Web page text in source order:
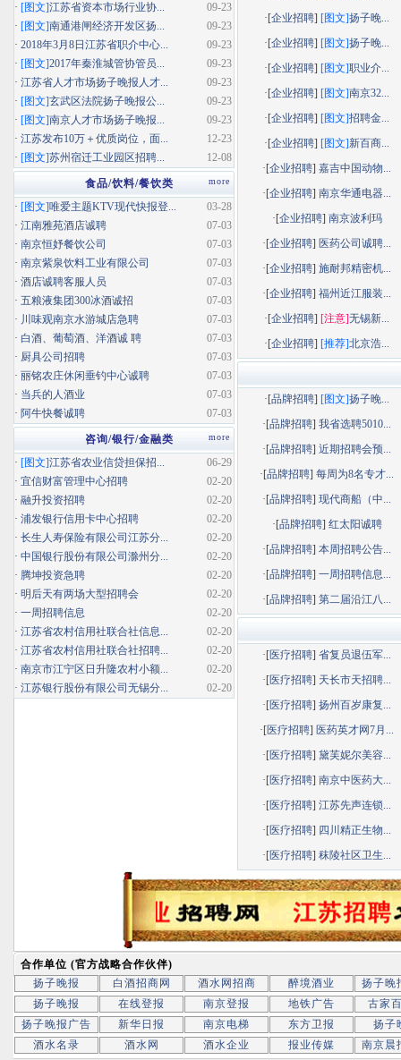
·[企业招聘] [图文]扬子晚...
·[企业招聘] [图文]扬子晚...
·[企业招聘] [图文]职业介...
·[企业招聘] [图文]南京32...
·[企业招聘] [图文]招聘金...
·[企业招聘] [图文]新百商...
·[企业招聘]嘉吉中国动物...
·[企业招聘]南京华通电器...
·[企业招聘] 南京波利玛
·[企业招聘] 医药公司诚聘...
·[企业招聘]施耐邦精密机...
·[企业招聘]福州近江服装...
·[企业招聘] [注意]无锡新...
·[企业招聘] [推荐]北京浩...
·[品牌招聘] [图文]扬子晚...
·[品牌招聘]我省选聘5010...
·[品牌招聘]近期招聘会预...
·[品牌招聘]每周为8名专才...
·[品牌招聘]现代商船（中...
·[品牌招聘] 红太阳诚聘
·[品牌招聘]本周招聘公告...
·[品牌招聘]一周招聘信息...
·[品牌招聘]第二届沿江八...
·[医疗招聘]省复员退伍军...
·[医疗招聘] 天长市天招聘...
·[医疗招聘]扬州百岁康复...
·[医疗招聘] 医药英才网7月...
·[医疗招聘]黛芙妮尔美容...
·[医疗招聘]南京中医药大...
·[医疗招聘]江苏先声连锁...
·[医疗招聘] 四川精正生物...
·[医疗招聘]秣陵社区卫生...
09-23
· [图文]江苏省资本市场行业协...
09-23
· [图文]南通港闸经济开发区扬...
09-23
· 2018年3月8日江苏省职介中心...
09-23
· [图文]2017年秦淮城管协管员...
09-23
· 江苏省人才市场扬子晚报人才...
09-23
· [图文]玄武区法院扬子晚报公...
09-23
· [图文]南京人才市场扬子晚报...
12-23
· 江苏发布10万＋优质岗位，面...
12-08
· [图文]苏州宿迁工业园区招聘...
more
食品/饮料/餐饮类
03-28
· [图文]唯爱主题KTV现代快报登...
07-03
· 江南雅苑酒店诚聘
07-03
· 南京恒妤餐饮公司
07-03
· 南京紫泉饮料工业有限公司
07-03
· 酒店诚聘客服人员
07-03
· 五粮液集团300冰酒诚招
07-03
· 川味观南京水游城店急聘
07-03
· 白酒、葡萄酒、洋酒诚 聘
07-03
· 厨具公司招聘
07-03
· 丽铭农庄休闲垂钓中心诚聘
07-03
· 当兵的人酒业
07-03
· 阿牛快餐诚聘
more
咨询/银行/金融类
06-29
· [图文]江苏省农业信贷担保招...
02-20
· 宜信财富管理中心招聘
02-20
· 融升投资招聘
02-20
· 浦发银行信用卡中心招聘
02-20
· 长生人寿保险有限公司江苏分...
02-20
· 中国银行股份有限公司滁州分...
02-20
· 腾坤投资急聘
02-20
· 明后天有两场大型招聘会
02-20
· 一周招聘信息
02-20
· 江苏省农村信用社联合社信息...
02-20
· 江苏省农村信用社联合社招聘...
02-20
· 南京市江宁区日升隆农村小额...
02-20
· 江苏银行股份有限公司无锡分...
合作单位 (官方战略合作伙伴)
扬子晚报
白酒招商网 酒水网招商 醉境酒业
扬子晚
扬子晚报
在线登报 南京登报 地铁广告
古家
扬子晚报广告
新华日报 南京电梯 东方卫报
扬子
酒水名录
酒水网 酒水企业 报业传媒 南京晨